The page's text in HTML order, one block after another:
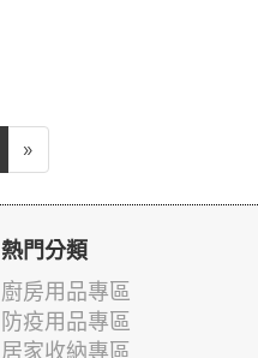
»
熱門分類
廚房用品專區
防疫用品專區
居家收納專區